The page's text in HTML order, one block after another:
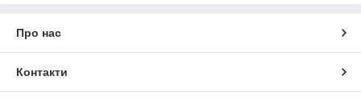
Про нас
Контакти